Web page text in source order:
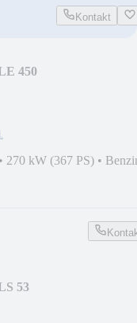
Kontakt
450
• 270 kW (367 PS) •
53